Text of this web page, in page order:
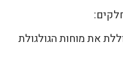
את מוחות הגולגולת